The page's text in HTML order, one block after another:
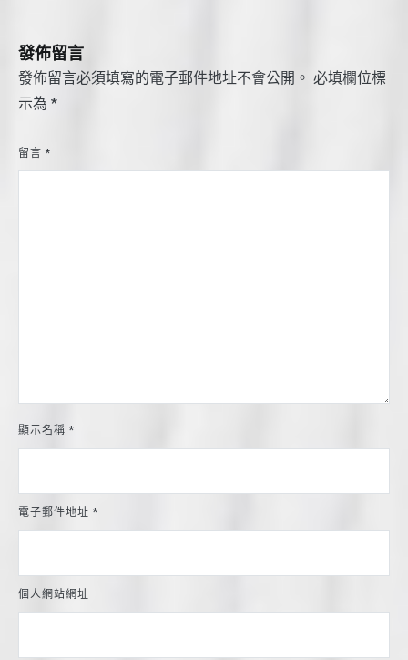
覽
發佈留言
發佈留言必須填寫的電子郵件地址不會公開。 必填欄位標
示為 *
留言 *
顯示名稱 *
電子郵件地址 *
個人網站網址